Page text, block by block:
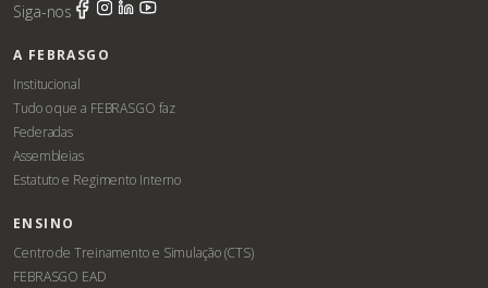
Siga-nos
A FEBRASGO
Institucional
Tudo o que a FEBRASGO faz
Federadas
Assembleias
Estatuto e Regimento Interno
ENSINO
Centro de Treinamento e Simulação (CTS)
FEBRASGO EAD